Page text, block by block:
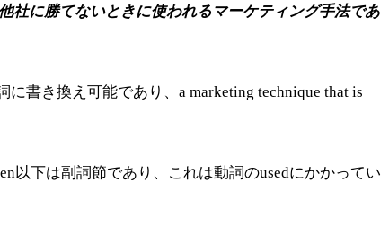
社に勝てないときに使われるマーケティング手法であ
書き換え可能であり、a marketing technique that is
以下は副詞節であり、これは動詞のusedにかかってい